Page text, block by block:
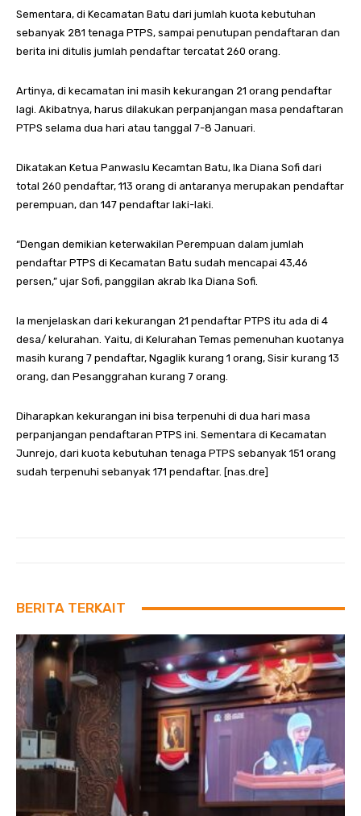
Sementara, di Kecamatan Batu dari jumlah kuota kebutuhan
sebanyak 281 tenaga PTPS, sampai penutupan pendaftaran dan
berita ini ditulis jumlah pendaftar tercatat 260 orang.
Artinya, di kecamatan ini masih kekurangan 21 orang pendaftar
lagi. Akibatnya, harus dilakukan perpanjangan masa pendaftaran
PTPS selama dua hari atau tanggal 7-8 Januari.
Dikatakan Ketua Panwaslu Kecamtan Batu, Ika Diana Sofi dari
total 260 pendaftar, 113 orang di antaranya merupakan pendaftar
perempuan, dan 147 pendaftar laki-laki.
“Dengan demikian keterwakilan Perempuan dalam jumlah
pendaftar PTPS di Kecamatan Batu sudah mencapai 43,46
persen,” ujar Sofi, panggilan akrab Ika Diana Sofi.
Ia menjelaskan dari kekurangan 21 pendaftar PTPS itu ada di 4
desa/ kelurahan. Yaitu, di Kelurahan Temas pemenuhan kuotanya
masih kurang 7 pendaftar, Ngaglik kurang 1 orang, Sisir kurang 13
orang, dan Pesanggrahan kurang 7 orang.
Diharapkan kekurangan ini bisa terpenuhi di dua hari masa
perpanjangan pendaftaran PTPS ini. Sementara di Kecamatan
Junrejo, dari kuota kebutuhan tenaga PTPS sebanyak 151 orang
sudah terpenuhi sebanyak 171 pendaftar. [nas.dre]
BERITA TERKAIT